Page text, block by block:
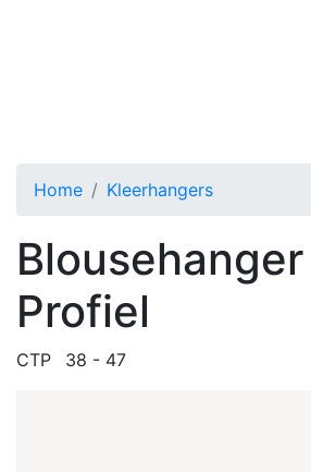
Home Kleerhangers
Profiel
CTP 38 - 47